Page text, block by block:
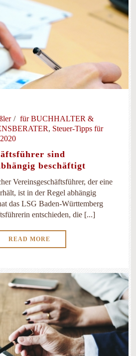
für BUCHHALTER &
, Steuer-Tipps für
sind
beschäftigt
Vereinsgeschäftsführer, der eine
ist in der Regel abhängig
das LSG Baden-Württemberg
entschieden, die [...]
READ MORE